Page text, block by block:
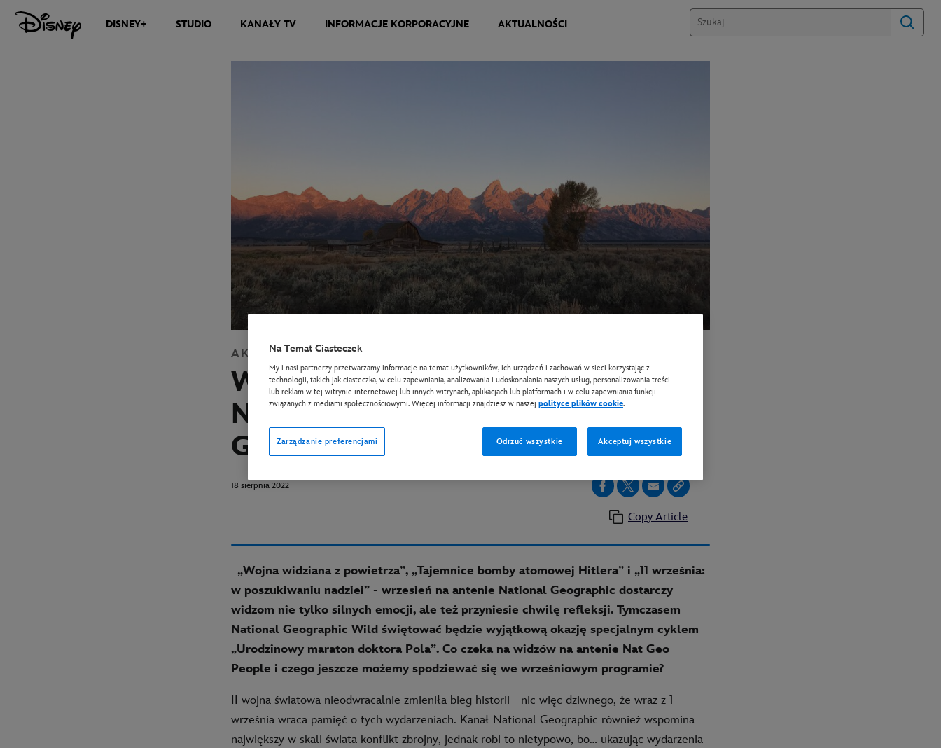
DISNEY+ STUDIO KANAŁY TV INFORMACJE KORPORACYJNE AKTUALNOŚCI
AKTUALNOŚCI KANAŁY TV
Wrzesień w National Geographic,
National Geographic Wild i Nat
Geo People
18 sierpnia 2022
Copy Article
„Wojna widziana z powietrza”, „Tajemnice bomby atomowej Hitlera” i „11 września:
w poszukiwaniu nadziei” - wrzesień na antenie National Geographic dostarczy
widzom nie tylko silnych emocji, ale też przyniesie chwilę refleksji. Tymczasem
National Geographic Wild świętować będzie wyjątkową okazję specjalnym cyklem
„Urodzinowy maraton doktora Pola”. Co czeka na widzów na antenie Nat Geo
People i czego jeszcze możemy spodziewać się we wrześniowym programie?
II wojna światowa nieodwracalnie zmieniła bieg historii - nic więc dziwnego, że wraz z 1
września wraca pamięć o tych wydarzeniach. Kanał National Geographic również wspomina
największy w skali świata konflikt zbrojny, jednak robi to nietypowo, bo… ukazując wydarzenia
Na Temat Ciasteczek
My i nasi partnerzy przetwarzamy informacje na temat użytkowników, ich urządzeń i zachowań w sieci korzystając z
technologii, takich jak ciasteczka, w celu zapewniania, analizowania i udoskonalania naszych usług, personalizowania treści
lub reklam w tej witrynie internetowej lub innych witrynach, aplikacjach lub platformach i w celu zapewniania funkcji
związanych z mediami społecznościowymi. Więcej informacji znajdziesz w naszej polityce plików cookie.
Zarządzanie preferencjami Odrzuć wszystkie Akceptuj wszystkie